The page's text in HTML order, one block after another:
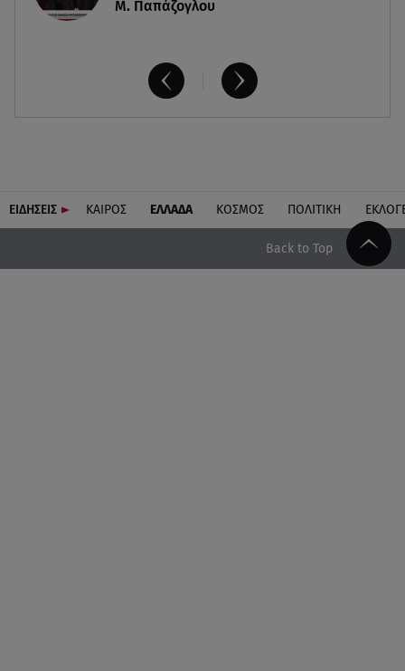
Μ. Παπάζογλου
ΕΙΔΗΣΕΙΣ ΚΑΙΡΟΣ ΕΛΛΑΔΑ ΚΟΣΜΟΣ ΠΟΛΙΤΙΚΗ
Back to Top